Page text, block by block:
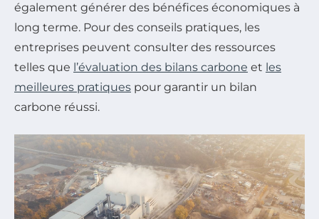
également générer des bénéfices économiques à
long terme. Pour des conseils pratiques, les
entreprises peuvent consulter des ressources
telles que l’évaluation des bilans carbone et les
meilleures pratiques pour garantir un bilan
carbone réussi.